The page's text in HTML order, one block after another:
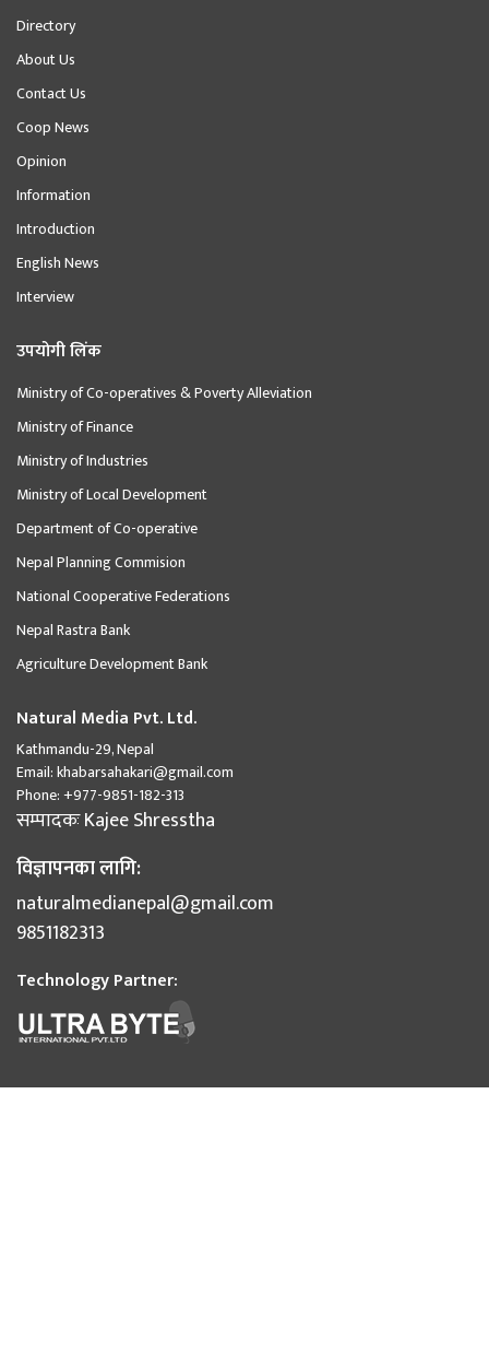
Directory
About Us
Contact Us
Coop News
Opinion
Information
Introduction
English News
Interview
उपयोगी लिंक
Ministry of Co-operatives & Poverty Alleviation
Ministry of Finance
Ministry of Industries
Ministry of Local Development
Department of Co-operative
Nepal Planning Commision
National Cooperative Federations
Nepal Rastra Bank
Agriculture Development Bank
Natural Media Pvt. Ltd.
Kathmandu-29, Nepal
Email:khabarsahakari@gmail.com
Phone:+977-9851-182-313
सम्पादकःKajee Shresstha
विज्ञापनका लागि:
naturalmedianepal@gmail.com
9851182313
Technology Partner: